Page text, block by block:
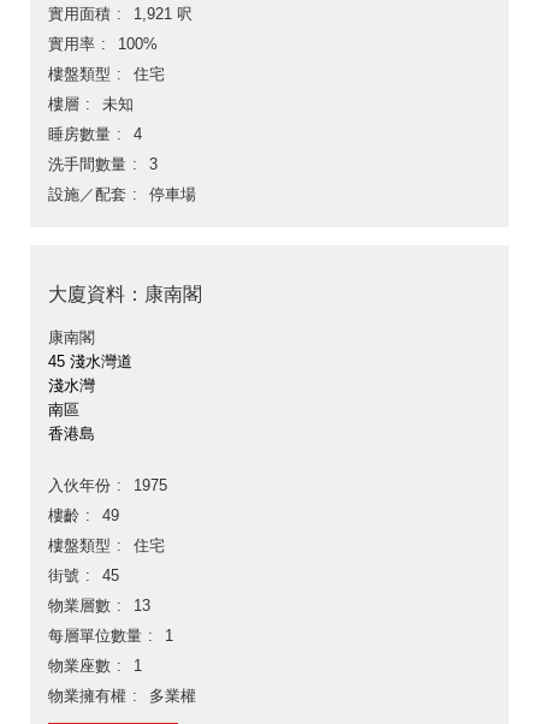
實用面積
1,921 呎
實用率
100%
樓盤類型
住宅
樓層
未知
睡房數量
4
洗手間數量
3
設施／配套
停車場
大廈資料：康南閣
康南閣
45 淺水灣道
淺水灣
南區
香港島
入伙年份
1975
樓齡
49
樓盤類型
住宅
街號
45
物業層數
13
每層單位數量
1
物業座數
1
物業擁有權
多業權